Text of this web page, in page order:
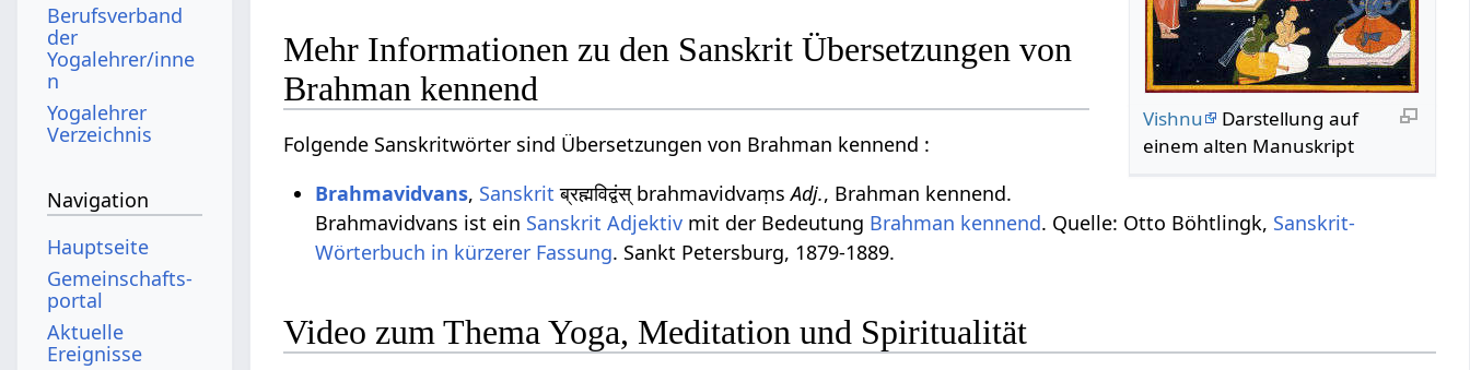
Vishnu
Darstellung auf
einem alten Manuskript
Mehr Informationen zu den Sanskrit Übersetzungen von
Brahman kennend
Folgende Sanskritwörter sind Übersetzungen von Brahman kennend :
Brahmavidvans, Sanskrit ब्रह्मविद्वंस् brahmavidvaṃsAdj., Brahman kennend.
Brahmavidvans ist ein Sanskrit Adjektiv mit der Bedeutung Brahman kennend. Quelle: Otto Böhtlingk, Sanskrit-
Wörterbuch in kürzerer Fassung. Sankt Petersburg, 1879-1889.
Video zum Thema Yoga, Meditation und Spiritualität
Berufsverband
der
Yogalehrer/inne
n
Yogalehrer
Verzeichnis
Navigation
Hauptseite
Gemeinschafts­
portal
Aktuelle
Ereignisse